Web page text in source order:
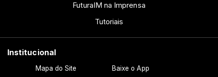
FuturaIM na Imprensa
Tutoriais
Institucional
Mapa do Site Baixe o App